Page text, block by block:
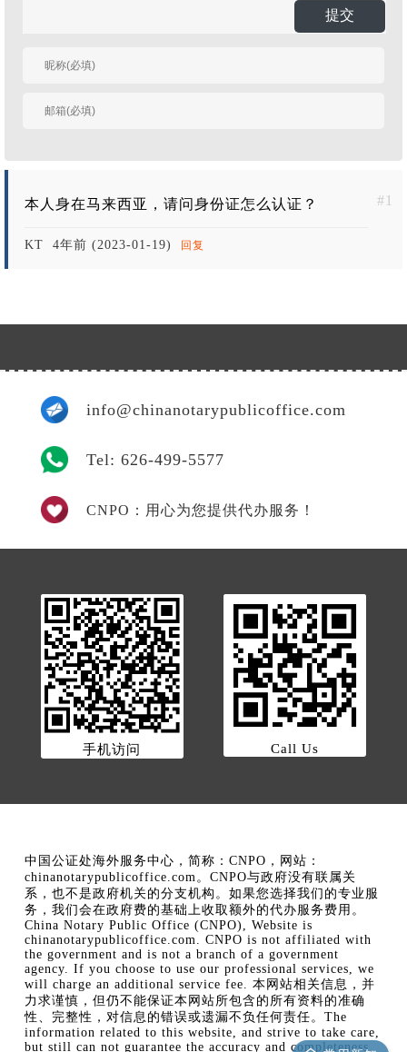
有人回复时邮件通知
提交
#1
本人身在马来西亚，请问身份证怎么认证？
KT 4年前 (2023-01-19) 回复
info@chinanotarypublicoffice.com
Tel: 626-499-5577
CNPO：用心为您提供代办服务！
手机访问 Call Us
中国公证处海外服务中心，简称：CNPO，网站：
chinanotarypublicoffice.com。CNPO与政府没有联属关
系，也不是政府机关的分支机构。如果您选择我们的专业服
务，我们会在政府费的基础上收取额外的代办服务费用。
China Notary Public Office (CNPO), Website is
chinanotarypublicoffice.com. CNPO is not affiliated with
the government and is not a branch of a government
agency. If you choose to use our professional services, we
will charge an additional service fee. 本网站相关信息，并
力求谨慎，但仍不能保证本网站所包含的所有资料的准确
性、完整性，对信息的错误或遗漏不负任何责任。The
information related to this website, and strive to take care,
but still can not guarantee the accuracy and completeness